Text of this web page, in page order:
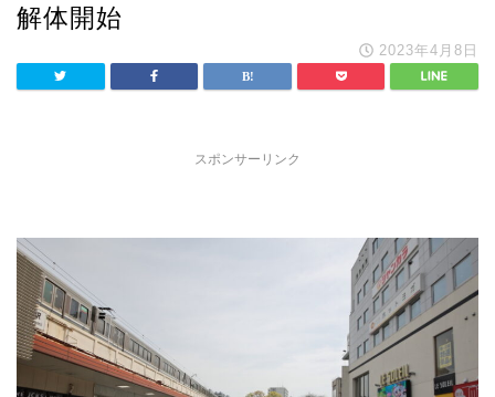
解体開始
2023年4月8日
スポンサーリンク